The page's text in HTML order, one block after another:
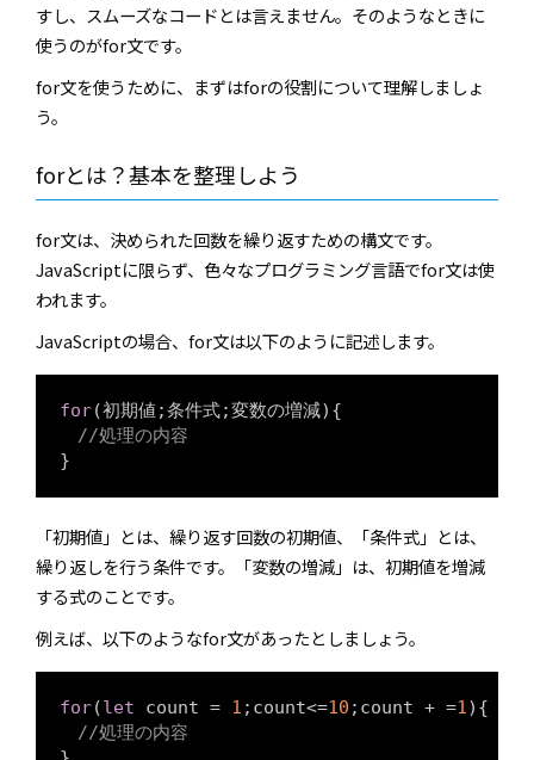
すし、スムーズなコードとは言えません。そのようなときに
使うのがfor文です。
for文を使うために、まずはforの役割について理解しましょ
う。
forとは？基本を整理しよう
for文は、決められた回数を繰り返すための構文です。
JavaScriptに限らず、色々なプログラミング言語でfor文は使
われます。
JavaScriptの場合、for文は以下のように記述します。
for(初期値;条件式;変数の増減){
//処理の内容
「初期値」とは、繰り返す回数の初期値、「条件式」とは、
繰り返しを行う条件です。「変数の増減」は、初期値を増減
する式のことです。
例えば、以下のようなfor文があったとしましょう。
for(let count = 1 ;count<=10 ;count + =1){
//処理の内容